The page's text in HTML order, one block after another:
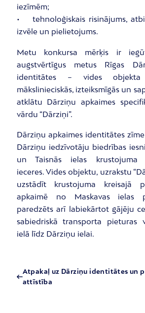
iezīmēm;
• tehnoloģiskais risinājums,
izvēle un pielietojums.
Metu konkursa mērķis ir
augstvērtīgus metus Rīgas
identitātes – vides objekta
mākslinieciskās, izteiksmīgās un
atklātu Dārziņu apkaimes
vārdu “Dārziņi”.
Dārziņu apkaimes identitātes
Dārziņu iedzīvotāju biedrības
un Taisnās ielas krustojuma
ieceres. Vides objektu, uzrakstu
uzstādīt krustojuma kreisajā
apkaimē no Maskavas ielas
paredzēts arī labiekārtot gājēju
sabiedriskā transporta pieturas
ielā līdz Dārziņu ielai.
Atpakaļ uz Dārziņu identitātes un
attīstība